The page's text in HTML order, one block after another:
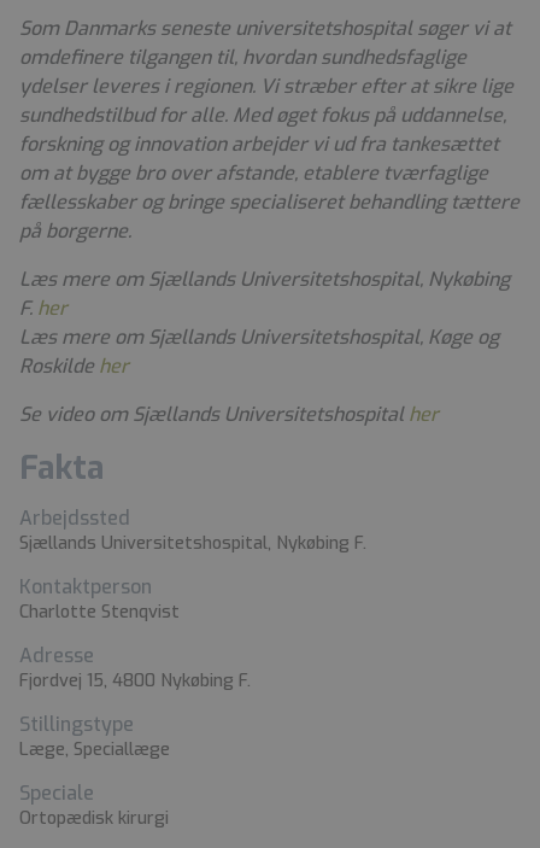
Som Danmarks seneste universitetshospital søger vi at
omdefinere tilgangen til, hvordan sundhedsfaglige
ydelser leveres i regionen. Vi stræber efter at sikre lige
sundhedstilbud for alle. Med øget fokus på uddannelse,
forskning og innovation arbejder vi ud fra tankesættet
om at bygge bro over afstande, etablere tværfaglige
fællesskaber og bringe specialiseret behandling tættere
på borgerne.
Læs mere om Sjællands Universitetshospital, Nykøbing
F. her
Læs mere om Sjællands Universitetshospital, Køge og
Roskilde her
Se video om Sjællands Universitetshospitalher
Fakta
Arbejdssted
Sjællands Universitetshospital, Nykøbing F.
Kontaktperson
Charlotte Stenqvist
Adresse
Fjordvej 15, 4800 Nykøbing F.
Stillingstype
Læge, Speciallæge
Speciale
Ortopædisk kirurgi